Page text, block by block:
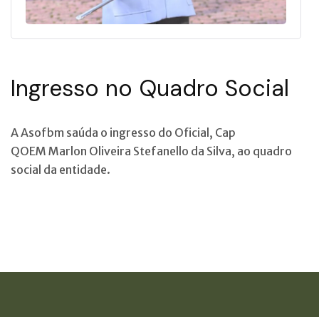
Ingresso no Quadro Social
A Asofbm saúda o ingresso do Oficial, Cap
QOEM Marlon Oliveira Stefanello da Silva, ao quadro
social da entidade.